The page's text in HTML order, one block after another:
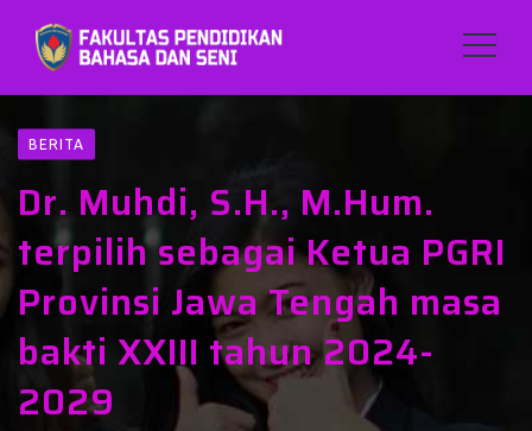
BERITA
Dr. Muhdi, S.H., M.Hum.
terpilih sebagai Ketua PGRI
Provinsi Jawa Tengah masa
bakti XXIII tahun 2024-
2029